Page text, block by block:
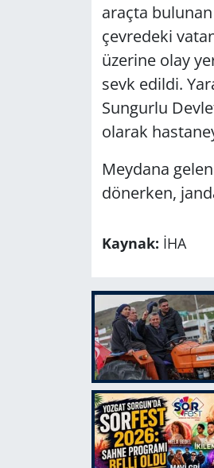
araçta bulunan
çevredeki
üzerine olay
sevk edildi.
Sungurlu
olarak
Meydana
dönerken,
Kaynak: İHA